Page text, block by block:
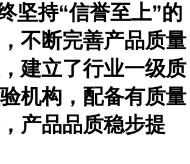
坚持“信誉至上”的
不断完善产品质量
建立了行业一级质
机构，配备有质量
产品品质稳步提